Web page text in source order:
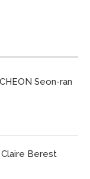
Seon-ran
Berest